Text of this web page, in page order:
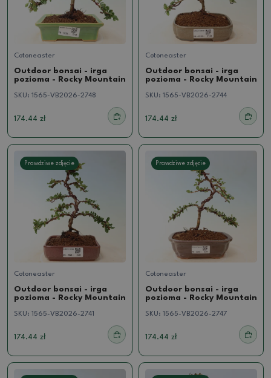
Cotoneaster
Outdoor bonsai - irga
pozioma - Rocky Mountain
SKU: 1565-VB2026-2748
174.44 zł
Cotoneaster
Outdoor bonsai - irga
pozioma - Rocky Mountain
SKU: 1565-VB2026-2744
174.44 zł
Prawdziwe zdjęcie
Cotoneaster
Outdoor bonsai - irga
pozioma - Rocky Mountain
SKU: 1565-VB2026-2741
174.44 zł
Prawdziwe zdjęcie
Cotoneaster
Outdoor bonsai - irga
pozioma - Rocky Mountain
SKU: 1565-VB2026-2747
174.44 zł